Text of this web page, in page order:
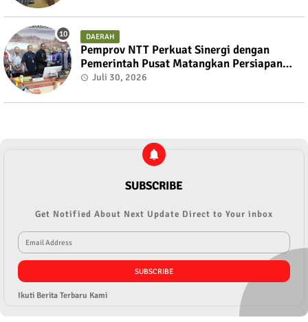
DAERAH
Pemprov NTT Perkuat Sinergi dengan
Pemerintah Pusat Matangkan Persiapan
PON XXII 2028 dan PESONAS II 2026
Juli 30, 2026
SUBSCRIBE
Get Notified About Next Update Direct to Your inbox
Ikuti Berita Terbaru Kami